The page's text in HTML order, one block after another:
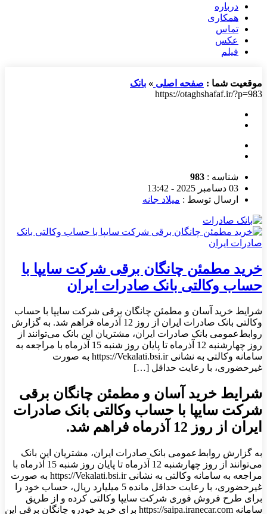
درباره
همکاری
تماس
عکس
فیلم
موقعیت شما : صفحه اصلی » بانک
https://otaghshafaf.ir/?p=983
شناسه : 983
03 دسامبر 2025 - 13:42
ارسال توسط : میلاد جانه
خرید مطمئن چانگان برقی شرکت سایپا با
حساب وکالتی بانک صادرات ایران
​شرایط خرید آسان و مطمئن چانگان برقی شرکت سایپا با حساب
وکالتی بانک صادرات ایران از روز 12 آذرماه فراهم شد. به گزارش
روابط‌عمومی بانک صادرات ایران، مشتریان این بانک می‌توانند از
روز چهارشنبه 12 آذرماه تا پایان روز شنبه 15 آذرماه با مراجعه به
سامانه وکالتی به نشانی https://Vekalati.bsi.ir ​به صورت
غیرحضوری، با رعایت حداقل […]
​شرایط خرید آسان و مطمئن چانگان برقی
شرکت سایپا با حساب وکالتی بانک صادرات
ایران از روز 12 آذرماه فراهم شد.
به گزارش روابط‌عمومی بانک صادرات ایران، مشتریان این بانک
می‌توانند از روز چهارشنبه 12 آذرماه تا پایان روز شنبه 15 آذرماه با
مراجعه به سامانه وکالتی به نشانی https://Vekalati.bsi.ir ​به صورت
غیرحضوری، با رعایت حداقل مانده 5 میلیارد ریال، حساب خود را
برای طرح فروش فوری شرکت سایپا وکالتی کرده و از طریق
سامانه https://saipa.iranecar.com برای خرید خودرو چانگان برقی این